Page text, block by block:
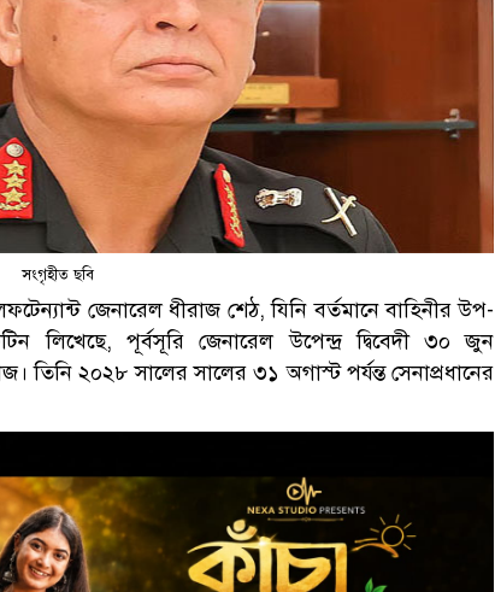
সংগৃহীত ছবি
জেনারেল ধীরাজ শেঠ, যিনি বর্তমানে বাহিনীর উপ-
লিখেছে, পূর্বসূরি জেনারেল উপেন্দ্র দ্বিবেদী ৩০ জুন
তিনি ২০২৮ সালের সালের ৩১ অগাস্ট পর্যন্ত সেনাপ্রধানের